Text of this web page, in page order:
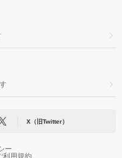
X（旧Twitter）
ー